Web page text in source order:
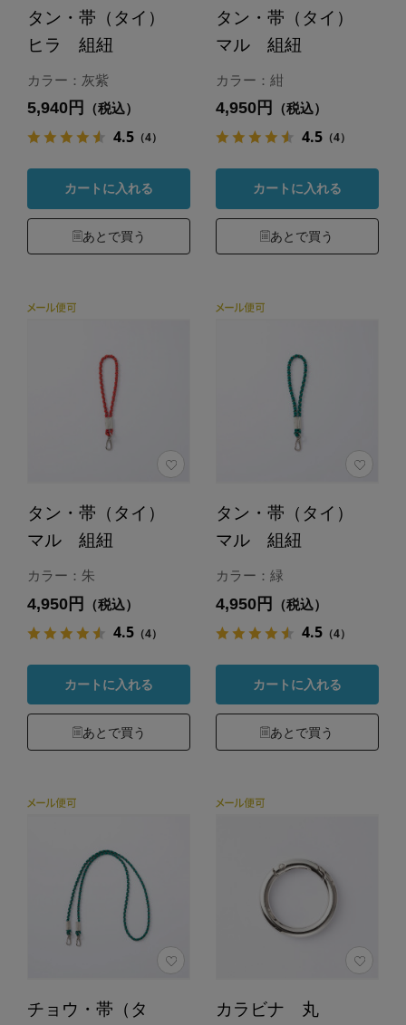
タン・帯（タイ）
ヒラ 組紐
カラー：灰紫
5,940円 （税込）
4.5（4）
カートに入れる
あとで買う
タン・帯（タイ）
マル 組紐
カラー：紺
4,950円 （税込）
4.5（4）
カートに入れる
あとで買う
タン・帯（タイ）
マル 組紐
カラー：朱
4,950円 （税込）
4.5（4）
カートに入れる
あとで買う
タン・帯（タイ）
マル 組紐
カラー：緑
4,950円 （税込）
4.5（4）
カートに入れる
あとで買う
チョウ・帯（タ
カラビナ 丸